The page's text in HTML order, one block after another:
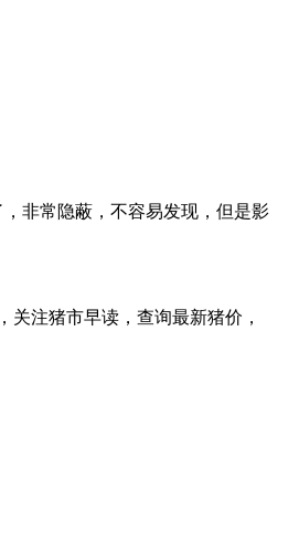
非常隐蔽，不容易发现，但是影
注猪市早读，查询最新猪价，